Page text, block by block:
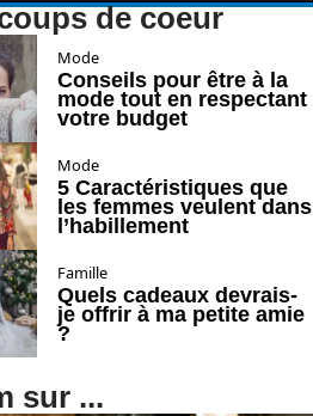
de coeur
Mode
Conseils pour être à la
mode tout en respectant
votre budget
Mode
5 Caractéristiques que
les femmes veulent dans
l’habillement
Famille
Quels cadeaux devrais-
je offrir à ma petite amie
?
sur ...